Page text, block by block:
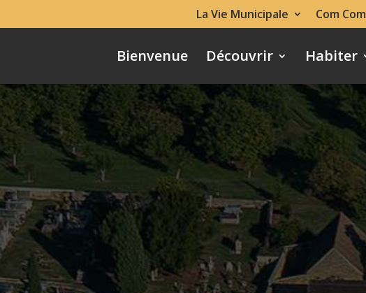
La Vie Municipale Com Com
Bienvenue Découvrir Habiter